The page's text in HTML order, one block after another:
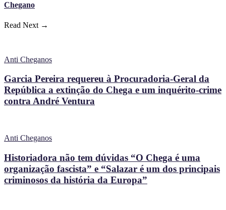
Chegano
Read Next →
Anti Cheganos
Garcia Pereira requereu à Procuradoria-Geral da
República a extinção do Chega e um inquérito-crime
contra André Ventura
Anti Cheganos
Historiadora não tem dúvidas “O Chega é uma
organização fascista” e “Salazar é um dos principais
criminosos da história da Europa”